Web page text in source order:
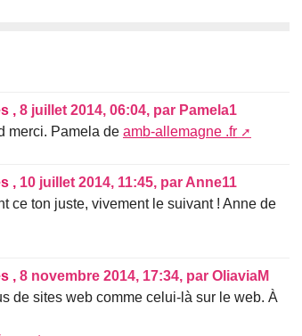
, 8 juillet 2014, 06:04, par Pamela1
merci. Pamela de amb-allemagne .fr
, 10 juillet 2014, 11:45, par Anne11
ce ton juste, vivement le suivant ! Anne de
, 8 novembre 2014, 17:34, par OliaviaM
de sites web comme celui-là sur le web. À